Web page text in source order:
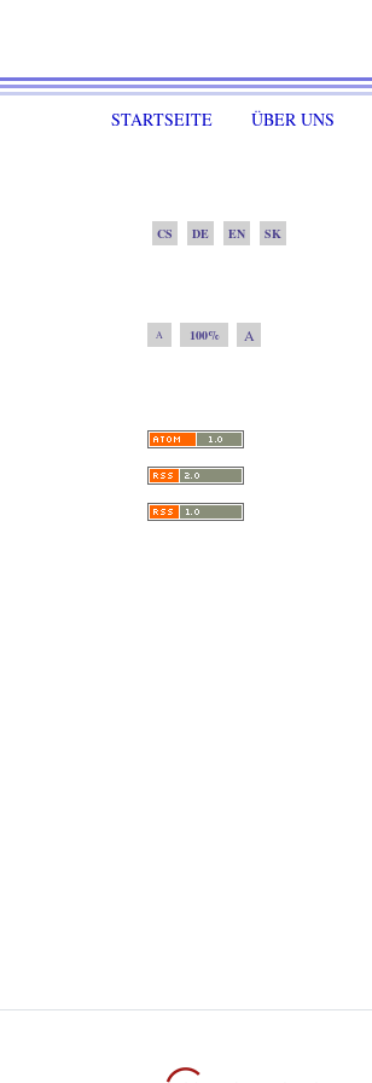
STARTSEITE ÜBER UNS
CS DE EN SK
A 100% A